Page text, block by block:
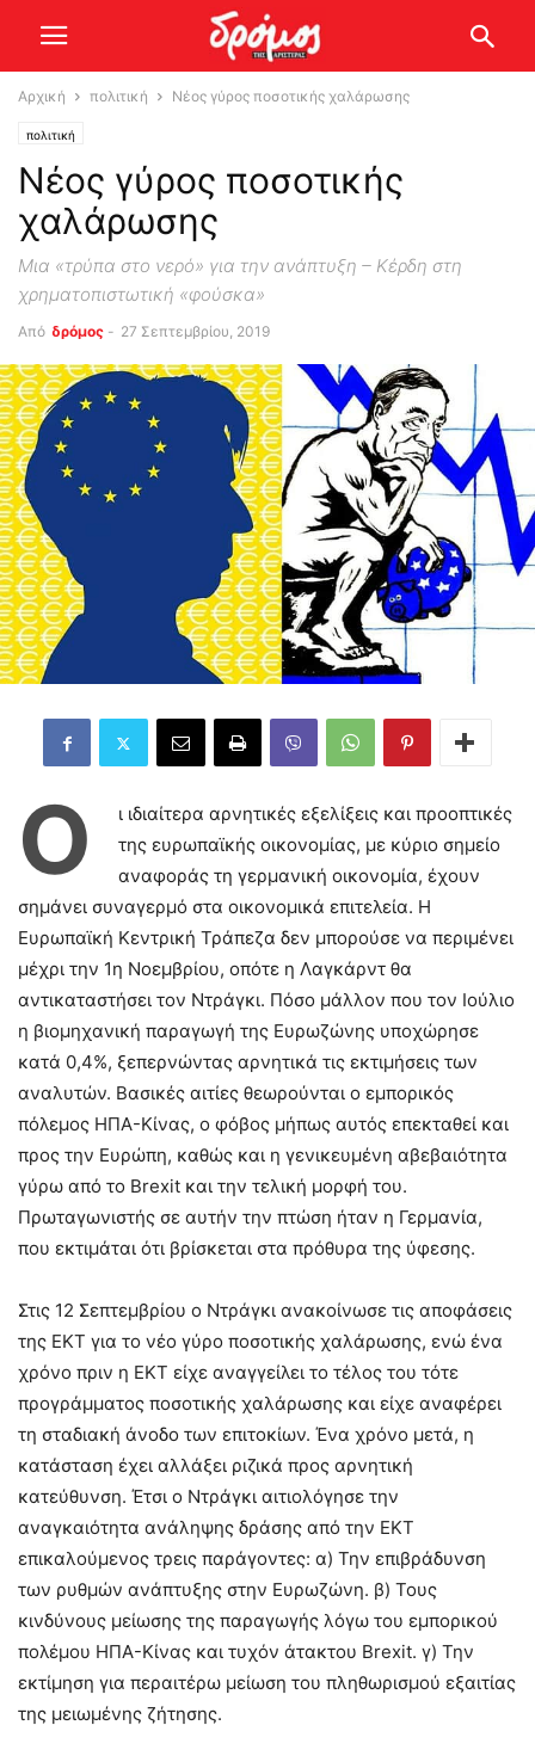
Αρχική πολιτική Νέος γύρος ποσοτικής χαλάρωσης
πολιτική
Νέος γύρος ποσοτικής
χαλάρωσης
Μια «τρύπα στο νερό» για την ανάπτυξη – Κέρδη στη
χρηματοπιστωτική «φούσκα»
Από δρόμος - 27 Σεπτεμβρίου, 2019
Ο
ι ιδιαίτερα αρνητικές εξελίξεις και προοπτικές
της ευρωπαϊκής οικονομίας, με κύριο σημείο
αναφοράς τη γερμανική οικονομία, έχουν
σημάνει συναγερμό στα οικονομικά επιτελεία. Η
Ευρωπαϊκή Κεντρική Τράπεζα δεν μπορούσε να περιμένει
μέχρι την 1η Νοεμβρίου, οπότε η Λαγκάρντ θα
αντικαταστήσει τον Ντράγκι. Πόσο μάλλον που τον Ιούλιο
η βιομηχανική παραγωγή της Ευρωζώνης υποχώρησε
κατά 0,4%, ξεπερνώντας αρνητικά τις εκτιμήσεις των
αναλυτών. Βασικές αιτίες θεωρούνται ο εμπορικός
πόλεμος ΗΠΑ-Κίνας, ο φόβος μήπως αυτός επεκταθεί και
προς την Ευρώπη, καθώς και η γενικευμένη αβεβαιότητα
γύρω από το Brexit και την τελική μορφή του.
Πρωταγωνιστής σε αυτήν την πτώση ήταν η Γερμανία,
που εκτιμάται ότι βρίσκεται στα πρόθυρα της ύφεσης.
Στις 12 Σεπτεμβρίου ο Ντράγκι ανακοίνωσε τις αποφάσεις
της ΕΚΤ για το νέο γύρο ποσοτικής χαλάρωσης, ενώ ένα
χρόνο πριν η ΕΚΤ είχε αναγγείλει το τέλος του τότε
προγράμματος ποσοτικής χαλάρωσης και είχε αναφέρει
τη σταδιακή άνοδο των επιτοκίων. Ένα χρόνο μετά, η
κατάσταση έχει αλλάξει ριζικά προς αρνητική
κατεύθυνση. Έτσι ο Ντράγκι αιτιολόγησε την
αναγκαιότητα ανάληψης δράσης από την ΕΚΤ
επικαλούμενος τρεις παράγοντες: α) Την επιβράδυνση
των ρυθμών ανάπτυξης στην Ευρωζώνη. β) Τους
κινδύνους μείωσης της παραγωγής λόγω του εμπορικού
πολέμου ΗΠΑ-Κίνας και τυχόν άτακτου Brexit. γ) Την
εκτίμηση για περαιτέρω μείωση του πληθωρισμού εξαιτίας
της μειωμένης ζήτησης.